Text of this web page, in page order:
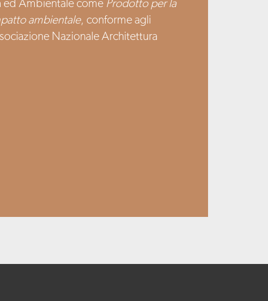
ed Ambientale come Prodotto per la
ambientale, conforme agli
Nazionale Architettura